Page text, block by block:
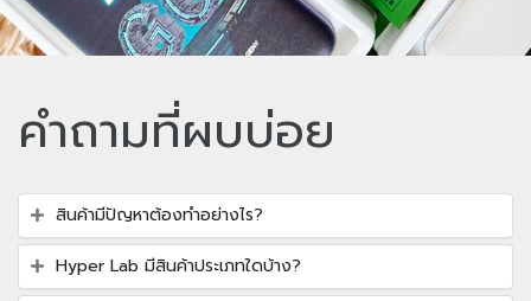
คำถามที่ผบบ่อย
สินค้ามีปัญหาต้องทำอย่างไร?
Hyper Lab มีสินค้าประเภทใดบ้าง?